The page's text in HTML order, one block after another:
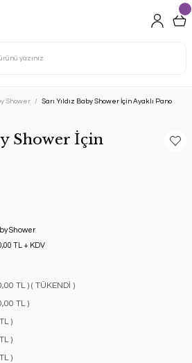
Shower Sarı Yıldız Baby Shower İçin Ayaklı Pano
Shower İçin
Shower
TL + KDV
TL ) ( TÜKENDİ )
TL )
)
)
)